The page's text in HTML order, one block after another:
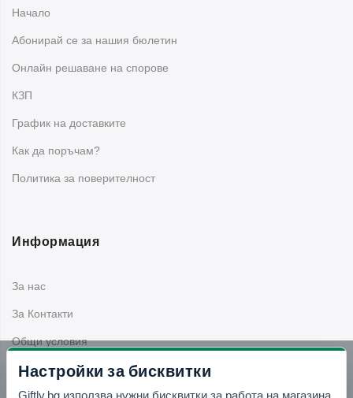
Начало
Абонирай се за нашия бюлетин
Oнлайн решаване на спорове
КЗП
График на доставките
Как да поръчам?
Политика за поверителност
Информация
За нас
За Контакти
Общи условия
Поръчки, доставки и плащане
Настройки за бисквитки
Giftly.bg използва нужни бисквитки за работа на магазина,